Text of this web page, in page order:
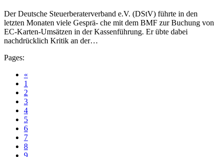
Der Deutsche Steuerberaterverband e.V. (DStV) führte in den
letzten Monaten viele Gesprä- che mit dem BMF zur Buchung von
EC-Karten-Umsätzen in der Kassenführung. Er übte dabei
nachdrücklich Kritik an der…
Pages:
«
1
2
3
4
5
6
7
8